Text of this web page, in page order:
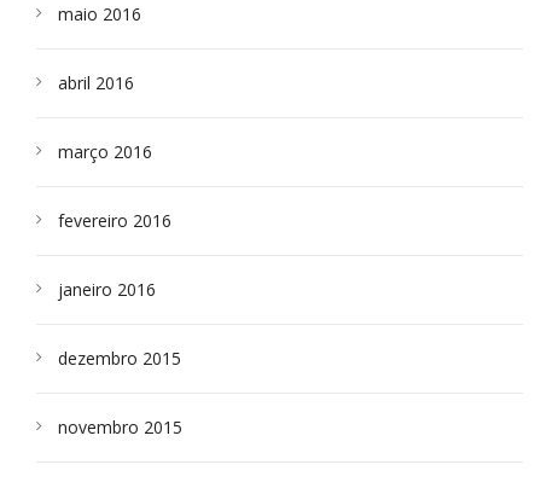
maio 2016
abril 2016
março 2016
fevereiro 2016
janeiro 2016
dezembro 2015
novembro 2015